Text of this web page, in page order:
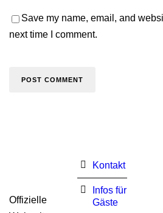
Save my name, email, and
next time I comment.
Offizielle
Kontakt
Infos für
Gäste